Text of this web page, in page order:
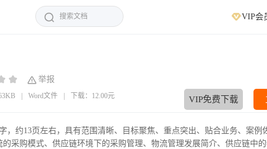
VIP会
举报
Word文件 下载：12.00元 VIP免费下载
约13页左右，具有范围清晰、目标聚焦、重点突出、贴合业务、案例
采购模式、供应链环境下的采购管理、物流管理发展简介、供应链中